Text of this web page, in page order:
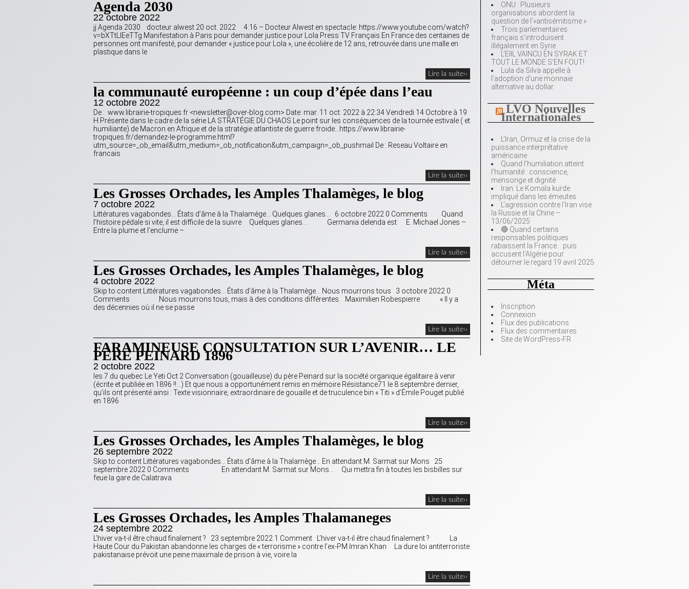
ONU : Plusieurs
organisations abordent la
question de l’«antisémitisme »
Trois parlementaires
français s’introduisent
illégalement en Syrie
L’EIIL VAINCU EN SYRAK ET
TOUT LE MONDE S’EN FOUT!
Lula da Silva appelle à
l’adoption d’une monnaie
alternative au dollar
LVO Nouvelles
Internationales
L’Iran, Ormuz et la crise de la
puissance interprétative
américaine
Quand l’humiliation atteint
l’humanité : conscience,
mensonge et dignité
Iran: Le Komala kurde
impliqué dans les émeutes
L’agression contre l’Iran vise
la Russie et la Chine –
13/06/2025
🔴 Quand certains
responsables politiques
rabaissent la France… puis
accusent l’Algérie pour
détourner le regard 19 avril 2025
Méta
Inscription
Connexion
Flux des publications
Flux des commentaires
Site de WordPress-FR
Agenda 2030
22 octobre 2022
jj Agenda 2030 docteur alwest 20 oct. 2022 4:16 – Docteur Alwest en spectacle: https://www.youtube.com/watch?
v=bXTtLlEeTTg Manifestation à Paris pour demander justice pour Lola Press TV Français En France des centaines de
personnes ont manifesté, pour demander « justice pour Lola », une écolière de 12 ans, retrouvée dans une malle en
plastique dans le
Lire la suite››
la communauté européenne : un coup d’épée dans l’eau
12 octobre 2022
De : www.librairie-tropiques.fr <newsletter@over-blog.com> Date: mar. 11 oct. 2022 à 22:34 Vendredi 14 Octobre à 19
H Présente dans le cadre de la série LA STRATÉGIE DU CHAOS Le point sur les conséquences de la tournée estivale ( et
humiliante) de Macron en Afrique et de la stratégie atlantiste de guerre froide…https://www.librairie-
tropiques.fr/demandez-le-programme.html?
utm_source=_ob_email&utm_medium=_ob_notification&utm_campaign=_ob_pushmail De : Reseau Voltaire en
francais
Lire la suite››
Les Grosses Orchades, les Amples Thalamèges, le blog
7 octobre 2022
Littératures vagabondes… États d’âme à la Thalamège… Quelques glanes… 6 octobre 2022 0 Comments Quand
l’histoire pédale si vite, il est difficile de la suivre Quelques glanes… Germania delenda est E. Michael Jones –
Entre la plume et l’enclume –
Lire la suite››
Les Grosses Orchades, les Amples Thalamèges, le blog
4 octobre 2022
Skip to content Littératures vagabondes… États d’âme à la Thalamège… Nous mourrons tous 3 octobre 2022 0
Comments Nous mourrons tous, mais à des conditions différentes. Maximilien Robespierre « Il y a
des décennies où il ne se passe
Lire la suite››
FARAMINEUSE CONSULTATION SUR L’AVENIR… LE
PÈRE PEINARD 1896
2 octobre 2022
les 7 du quebec Le Yeti Oct 2 Conversation (gouailleuse) du père Peinard sur la société organique égalitaire à venir
(écrite et publiée en 1896 !!…) Et que nous a opportunément remis en mémoire Résistance71 le 8 septembre dernier,
qu’ils ont présenté ainsi : Texte visionnaire, extraordinaire de gouaille et de truculence bin « Titi » d’Émile Pouget publié
en 1896
Lire la suite››
Les Grosses Orchades, les Amples Thalamèges, le blog
26 septembre 2022
Skip to content Littératures vagabondes… États d’âme à la Thalamège… En attendant M. Sarmat sur Mons 25
septembre 2022 0 Comments En attendant M. Sarmat sur Mons… Qui mettra fin à toutes les bisbilles sur
feue la gare de Calatrava
Lire la suite››
Les Grosses Orchades, les Amples Thalamaneges
24 septembre 2022
L’hiver va-t-il être chaud finalement ? 23 septembre 2022 1 Comment L’hiver va-t-il être chaud finalement ? La
Haute Cour du Pakistan abandonne les charges de « terrorisme » contre l’ex-PM Imran Khan La dure loi antiterroriste
pakistanaise prévoit une peine maximale de prison à vie, voire la
Lire la suite››